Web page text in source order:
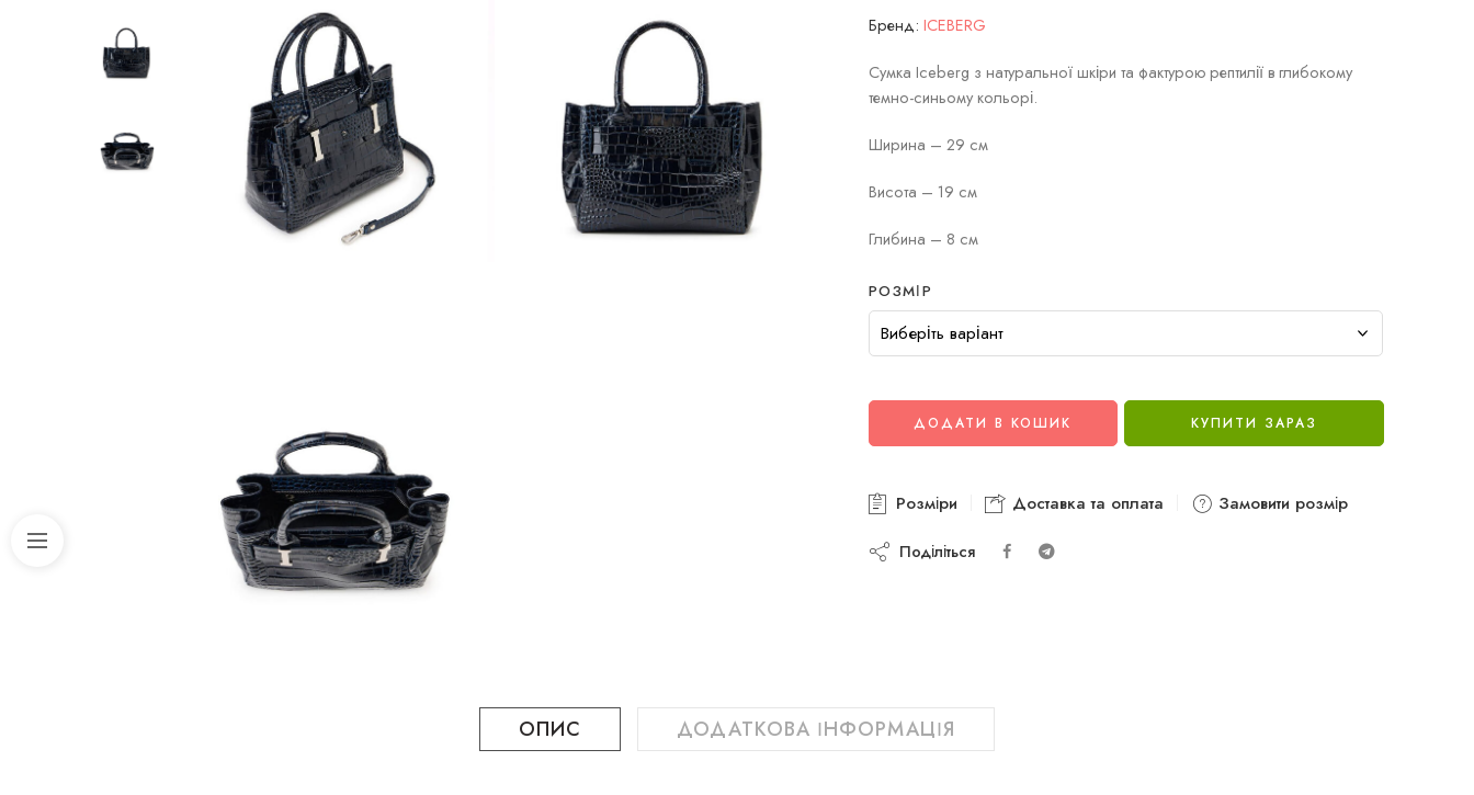
Бренд: ICEBERG
Сумка Iceberg з натуральної шкіри та фактурою рептилії в глибокому
темно-синьому кольорі.
Ширина – 29 см
Висота – 19 см
Глибина – 8 см
РОЗМІР
ДОДАТИ В КОШИК КУПИТИ ЗАРАЗ
Розміри Доставка та оплата Замовити розмір
Поділіться
ОПИС ДОДАТКОВА ІНФОРМАЦІЯ